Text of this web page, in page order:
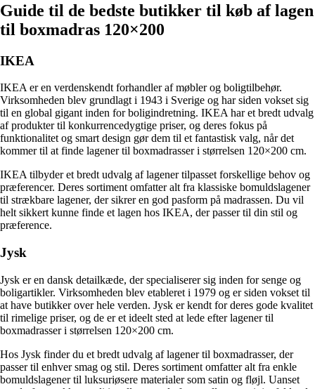
Guide til de bedste butikker til køb af lagen
til boxmadras 120×200
IKEA
IKEA er en verdenskendt forhandler af møbler og boligtilbehør.
Virksomheden blev grundlagt i 1943 i Sverige og har siden vokset sig
til en global gigant inden for boligindretning. IKEA har et bredt udvalg
af produkter til konkurrencedygtige priser, og deres fokus på
funktionalitet og smart design gør dem til et fantastisk valg, når det
kommer til at finde lagener til boxmadrasser i størrelsen 120×200 cm.
IKEA tilbyder et bredt udvalg af lagener tilpasset forskellige behov og
præferencer. Deres sortiment omfatter alt fra klassiske bomuldslagener
til strækbare lagener, der sikrer en god pasform på madrassen. Du vil
helt sikkert kunne finde et lagen hos IKEA, der passer til din stil og
præference.
Jysk
Jysk er en dansk detailkæde, der specialiserer sig inden for senge og
boligartikler. Virksomheden blev etableret i 1979 og er siden vokset til
at have butikker over hele verden. Jysk er kendt for deres gode kvalitet
til rimelige priser, og de er et ideelt sted at lede efter lagener til
boxmadrasser i størrelsen 120×200 cm.
Hos Jysk finder du et bredt udvalg af lagener til boxmadrasser, der
passer til enhver smag og stil. Deres sortiment omfatter alt fra enkle
bomuldslagener til luksuriøsere materialer som satin og fløjl. Uanset